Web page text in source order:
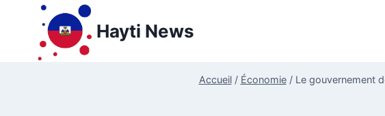
contenu
Hayti News
Accueil / Économie / Le gouvernement